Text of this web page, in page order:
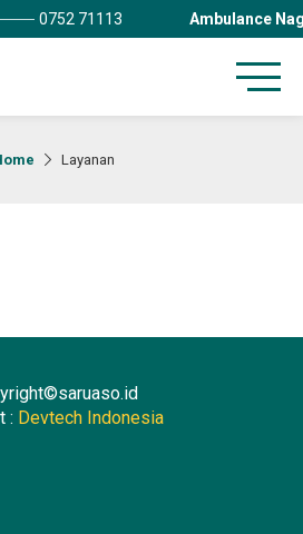
0752 71113 Ambulance
Layanan
: Devtech Indonesia